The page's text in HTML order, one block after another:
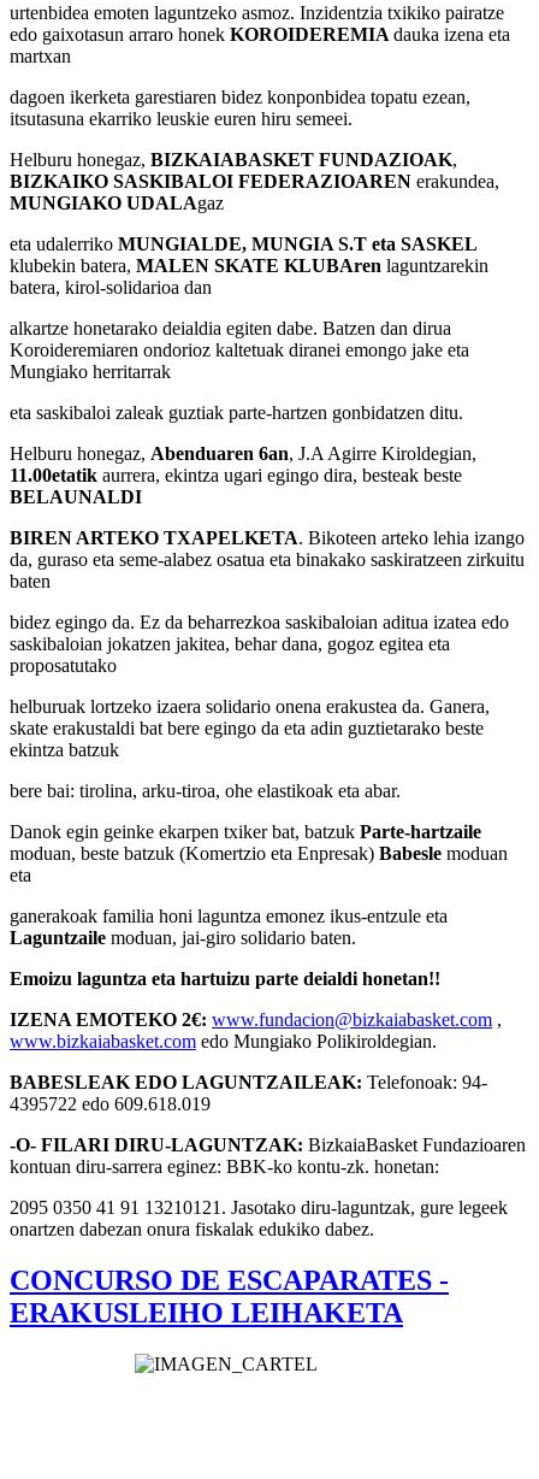
urtenbidea emoten laguntzeko asmoz. Inzidentzia txikiko pairatze
edo gaixotasun arraro honek KOROIDEREMIA dauka izena eta
martxan
dagoen ikerketa garestiaren bidez konponbidea topatu ezean,
itsutasuna ekarriko leuskie euren hiru semeei.
Helburu honegaz, BIZKAIABASKET FUNDAZIOAK,
BIZKAIKO SASKIBALOI FEDERAZIOAREN erakundea,
MUNGIAKO UDALAgaz
eta udalerriko MUNGIALDE, MUNGIA S.T eta SASKEL
klubekin batera, MALEN SKATE KLUBAren laguntzarekin
batera, kirol-solidarioa dan
alkartze honetarako deialdia egiten dabe. Batzen dan dirua
Koroideremiaren ondorioz kaltetuak diranei emongo jake eta
Mungiako herritarrak
eta saskibaloi zaleak guztiak parte-hartzen gonbidatzen ditu.
Helburu honegaz, Abenduaren 6an, J.A Agirre Kiroldegian,
11.00etatik aurrera, ekintza ugari egingo dira, besteak beste
BELAUNALDI
BIREN ARTEKO TXAPELKETA. Bikoteen arteko lehia izango
da, guraso eta seme-alabez osatua eta binakako saskiratzeen zirkuitu
baten
bidez egingo da. Ez da beharrezkoa saskibaloian aditua izatea edo
saskibaloian jokatzen jakitea, behar dana, gogoz egitea eta
proposatutako
helburuak lortzeko izaera solidario onena erakustea da. Ganera,
skate erakustaldi bat bere egingo da eta adin guztietarako beste
ekintza batzuk
bere bai: tirolina, arku-tiroa, ohe elastikoak eta abar.
Danok egin geinke ekarpen txiker bat, batzuk Parte-hartzaile
moduan, beste batzuk (Komertzio eta Enpresak) Babesle moduan
eta
ganerakoak familia honi laguntza emonez ikus-entzule eta
Laguntzaile moduan, jai-giro solidario baten.
Emoizu laguntza eta hartuizu parte deialdi honetan!!
IZENA EMOTEKO 2€: www.fundacion@bizkaiabasket.com ,
www.bizkaiabasket.com edo Mungiako Polikiroldegian.
BABESLEAK EDO LAGUNTZAILEAK: Telefonoak: 94-
4395722 edo 609.618.019
-O- FILARI DIRU-LAGUNTZAK: BizkaiaBasket Fundazioaren
kontuan diru-sarrera eginez: BBK-ko kontu-zk. honetan:
2095 0350 41 91 13210121. Jasotako diru-laguntzak, gure legeek
onartzen dabezan onura fiskalak edukiko dabez.
CONCURSO DE ESCAPARATES -
ERAKUSLEIHO LEIHAKETA